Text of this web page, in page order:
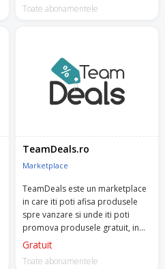
Toate abonamentele
TeamDeals.ro
Marketplace
TeamDeals este un marketplace
in care iti poti afisa produsele
spre vanzare si unde iti poti
promova produsele gratuit, in
fata a peste 3.5 milioane de
Gratuit
Toate abonamentele